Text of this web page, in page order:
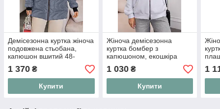
Демісезонна куртка жіноча
подовжена стьобана,
капюшон вшитий 48-
1 370 ₴
Купити
Жіноча демісезонна
куртка бомбер з
капюшоном, екошкіра
стьобана, великі розміри
48–62
1 030₴
Купити
1